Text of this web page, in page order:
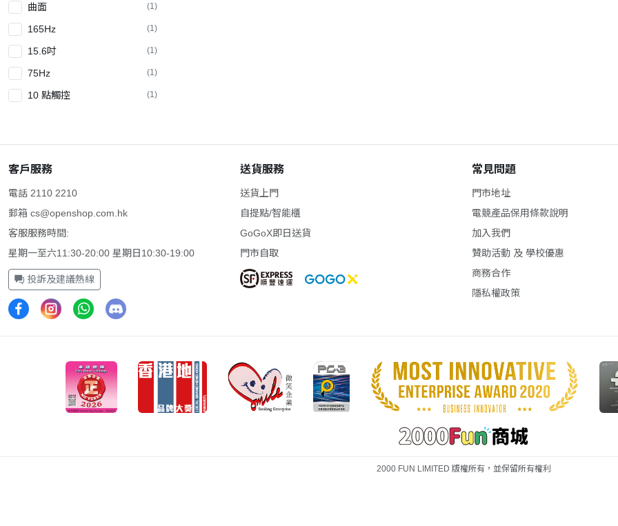
曲面 (1)
165Hz (1)
15.6吋 (1)
75Hz (1)
10 點觸控 (1)
31.5吋
QD-OLED
HDR Reference (1)
Hardware Calibrated
8K@60Hz
客戶服務
電話 2110 2210
郵箱 cs@openshop.com.hk
客服服務時間:
星期一至六11:30-20:00 星期日10:30-19:00
投訴及建議熱線
送貨服務
送貨上門
自提點/智能櫃
GoGoX即日送貨
門市自取
常見問題
門市地址
電競產品保用條款說明
加入我們
贊助活動 及 學校優惠
商務合作
隱私權政策
2000 FUN LIMITED 版權所有，並保留所有權利